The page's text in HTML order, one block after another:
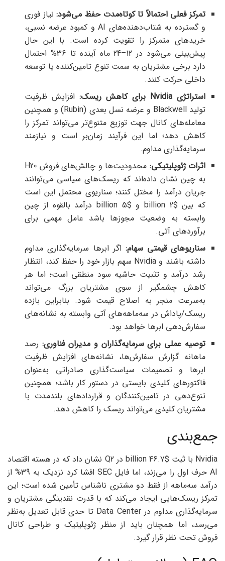
تمرکز فعلی احتمالاً تا کوتاه‌مدت حفظ می‌شود:نیاز فوری
و گسترده به شتاب‌دهنده‌های AI و کمبود عرضه نسبی،
خریدهای متمرکز را تقویت کرده است. با این حال
پیش‌بینی می‌شود در 12–24 ماه آینده تا 36% احتمال
دارد برخی مشتریان به سمت تنوع تامین‌کننده یا توسعه
داخلی حرکت کنند.
استراتژی Nvidia برای کاهش ریسک:
افزایش ظرفیت
تولید Blackwell و عرضه نسل بعدی (Rubin) و همچنین
معامله‌های کانال جهت توزیع متنوع‌تر می‌تواند تمرکز را
کاهش دهد؛ اما این فرآیند زمان‌بر است و نیازمند
سرمایه‌گذاری مداوم.
اثرات ژئوپلیتیکی:
محدودیت‌ها و چالش‌های فروش H20
به چین نشان داده‌اند که ریسک‌های سیاسی می‌توانند
جریان درآمد را مختل کنند؛ سناریوی محتمل این است
که بین $2 billion و $5 billion درآمد بالقوه از چین
وابسته به وضعیت مجوزها باشد عامل مهمی برای
برآوردهای آتی.
سناریوهای قیمتی سهام: اگر ابرها سرمایه‌گذاری مداوم
داشته باشند و Nvidia سهم بازار خود را حفظ کند، انتظار
رشد درآمد و تثبیت حاشیه سود منطقی است؛ اما هر
کاهش چشمگیر از سوی مشتریان بزرگ می‌تواند
به‌سرعت منجر به اصلاح قیمت شود. بنابراین بازده
ریسک/پاداش در سه‌ماهه‌های آتی وابسته به نشانه‌های
سفارش‌دهی ابرها خواهد بود.
توصیه عملی برای سرمایه‌گذاران و مدیران فناوری:رصد
ماهانه گزارش سفارش‌ها، نشانه‌های افزایش ظرفیت
ابرها و تصمیمات سیاست‌گذاری صادراتی به‌عنوان
فاکتورهای کلیدی بایستی در دستور کار باشد؛ همچنین
تنوع‌دهی در تامین‌کنندگان و قراردادهای بلندمدت با
مشتریان کلیدی می‌تواند ریسک را کاهش دهد.
جمع‌بندی
Nvidia با ثبت $46.7 billion در Q2 نشان داد که در هسته اقتصاد
AI حرف اول را می‌زند، اما فایل SEC افشا کرد نزدیک به 39% از
درآمد سه‌ماهه از فقط دو مشتری ناشناس تأمین شده است؛ این
تمرکز ریسک‌هایی ایجاد می‌کند که با قدرت نقدینگی مشتریان و
سرمایه‌گذاری مداوم در Data Center تا حدی قابل تعدیل به‌نظر
می‌رسد، اما همچنان باید از منظر ژئوپلیتیک و طراحی کانال
فروش تحت نظر قرار گیرد.